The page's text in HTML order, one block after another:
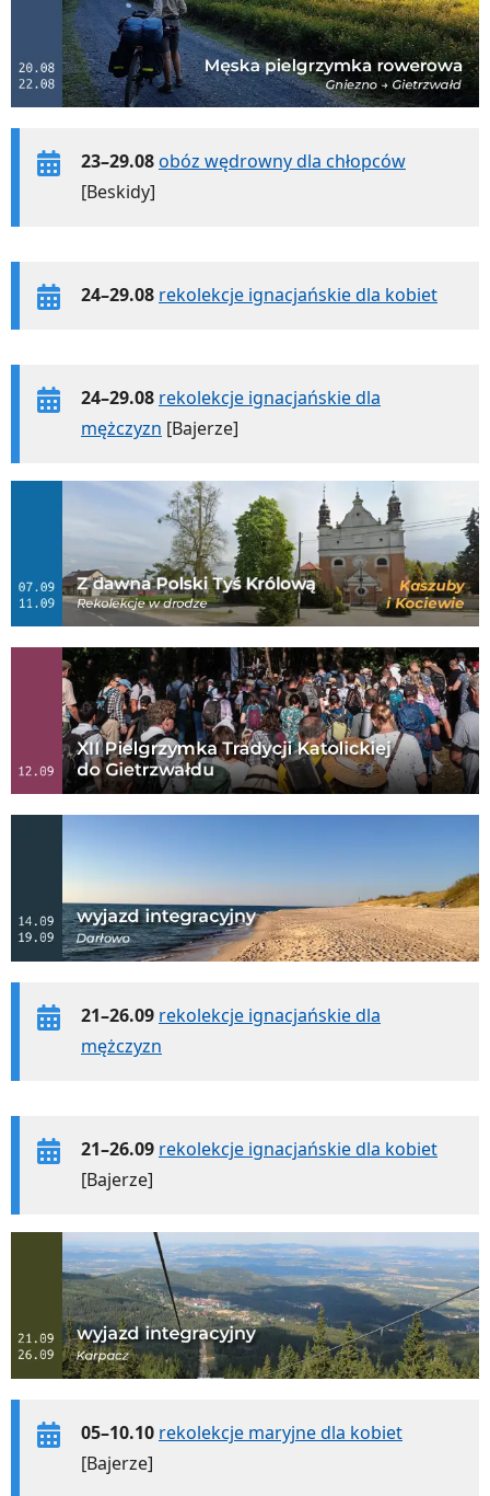
23–29.08obóz wędrowny dla chłopców
[Beskidy]
24–29.08 rekolekcje ignacjańskie dla kobiet
24–29.08 rekolekcje ignacjańskie dla
mężczyzn [Bajerze]
21–26.09 rekolekcje ignacjańskie dla
mężczyzn
21–26.09 rekolekcje ignacjańskie dla kobiet
[Bajerze]
05–10.10 rekolekcje maryjne dla kobiet
[Bajerze]